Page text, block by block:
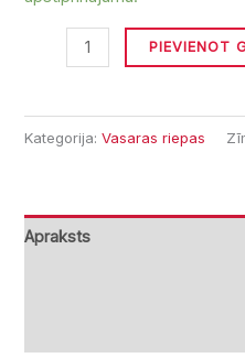
PIEVIENOT
Kategorija:Vasaras riepas
Apraksts